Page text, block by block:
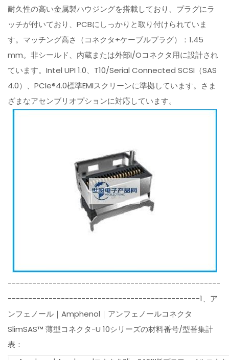
耐久性の高い金属製ハウジングを搭載しており、プラグにラ
ッチが付いており、PCBにしっかりと取り付けられていま
す。マッチング高さ（コネクタ+ケーブルプラグ）：1.45
mm。非シールド、内蔵または外部I/Oコネクタ用に設計され
ています。Intel UPI 1.0、T10/Serial Connected SCSI（SAS
4.0）、PCIe®4.0標準EMIスクリーンに準拠しています。さま
ざまなアセンブリオプションに対応しています。
----------------------------------------------------
-----------------------------------------------1、ア
ンフェノール｜Amphenol｜アンフェノールコネクタ
SlimSAS™ 薄型コネクタ-U 10シリーズの材料番号/型番集計
表：